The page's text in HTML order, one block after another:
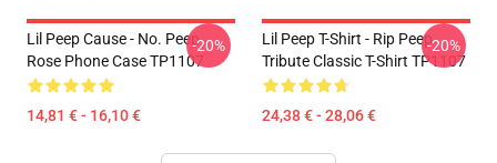
Lil Peep Cause - No. Peep
Rose Phone Case TP1107
14,81 € - 16,10 €
-20%
Lil Peep T-Shirt - Rip Peep
Tribute Classic T-Shirt TP1107
24,38 € - 28,06 €
-20%